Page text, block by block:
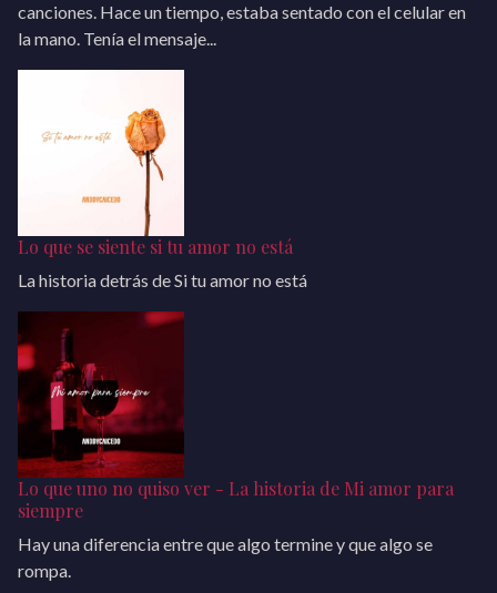
canciones. Hace un tiempo, estaba sentado con el celular en
la mano. Tenía el mensaje...
Lo que se siente si tu amor no está
La historia detrás de Si tu amor no está
Lo que uno no quiso ver - La historia de Mi amor para
siempre
Hay una diferencia entre que algo termine y que algo se
rompa.